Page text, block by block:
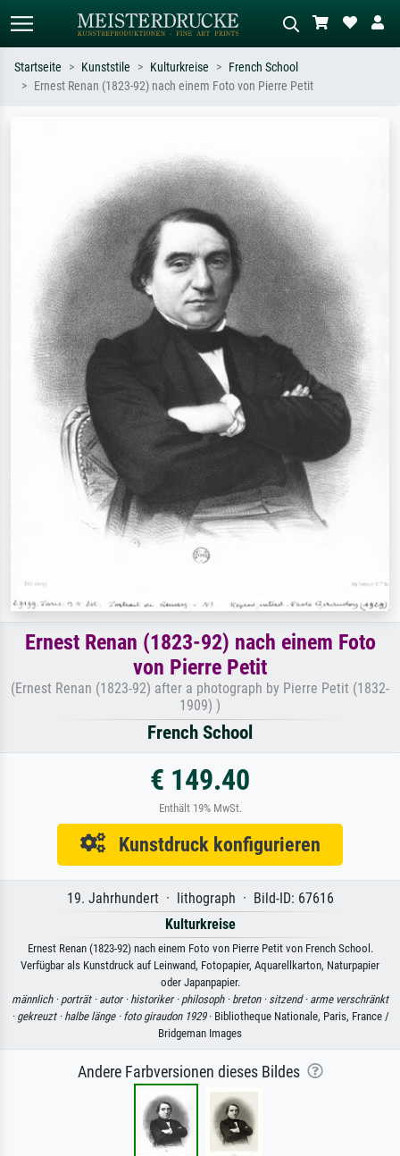
Sternennacht, Impressionismus, Welle
Hokusai, Akt.
Ölgemälde, Stehender Akt neben einem
Startseite Kunststile Kulturkreise
French School
Ernest Renan (1823-92) nach einem Foto von Pierre Petit
Ernest Renan (1823-92) nach einem Foto
von Pierre Petit
(Ernest Renan (1823-92) after a photograph by Pierre Petit (1832-
1909) )
French School
€ 149.40
Enthält 19% MwSt.
Kunstdruck konfigurieren
19. Jahrhundert · lithograph · Bild-ID: 67616
Kulturkreise
Ernest Renan (1823-92) nach einem Foto von Pierre Petit von French School.
Verfügbar als Kunstdruck auf Leinwand, Fotopapier, Aquarellkarton, Naturpapier
oder Japanpapier.
männlich · porträt · autor · historiker · philosoph · breton · sitzend · arme verschränkt
· gekreuzt · halbe länge · foto giraudon 1929· Bibliotheque Nationale, Paris, France /
Bridgeman Images
Andere Farbversionen dieses Bildes